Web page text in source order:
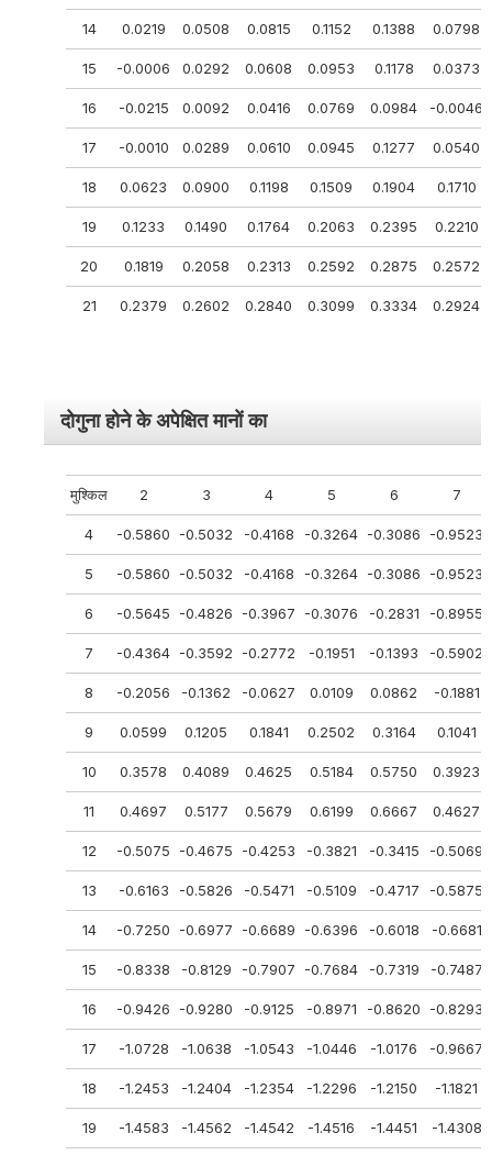
14 0.0219 0.0508 0.0815 0.1152 0.1388 0.0798
15 -0.0006 0.0292 0.0608 0.0953 0.1178 0.0373
16 -0.0215 0.0092 0.0416 0.0769 0.0984 -0.0046
17 -0.0010 0.0289 0.0610 0.0945 0.1277 0.0540
18 0.0623 0.0900 0.1198 0.1509 0.1904 0.1710
19 0.1233 0.1490 0.1764 0.2063 0.2395 0.2210
20 0.1819 0.2058 0.2313 0.2592 0.2875 0.2572
21 0.2379 0.2602 0.2840 0.3099 0.3334 0.2924
दोगुना होने के अपेक्षित मानों का
मुश्किल 2 3 4 5 6 7
4 -0.5860 -0.5032 -0.4168 -0.3264 -0.3086 -0.9523
5 -0.5860 -0.5032 -0.4168 -0.3264 -0.3086 -0.9523
6 -0.5645 -0.4826 -0.3967 -0.3076 -0.2831 -0.8955
7 -0.4364 -0.3592 -0.2772 -0.1951 -0.1393 -0.5902
8 -0.2056 -0.1362 -0.0627 0.0109 0.0862 -0.1881
9 0.0599 0.1205 0.1841 0.2502 0.3164 0.1041
10 0.3578 0.4089 0.4625 0.5184 0.5750 0.3923
11 0.4697 0.5177 0.5679 0.6199 0.6667 0.4627
12 -0.5075 -0.4675 -0.4253 -0.3821 -0.3415 -0.5069
13 -0.6163 -0.5826 -0.5471 -0.5109 -0.4717 -0.5875
14 -0.7250 -0.6977 -0.6689 -0.6396 -0.6018 -0.6681
15 -0.8338 -0.8129 -0.7907 -0.7684 -0.7319 -0.7487
16 -0.9426 -0.9280 -0.9125 -0.8971 -0.8620 -0.8293
17 -1.0728 -1.0638 -1.0543 -1.0446 -1.0176 -0.9667
18 -1.2453 -1.2404 -1.2354 -1.2296 -1.2150 -1.1821
19 -1.4583 -1.4562 -1.4542 -1.4516 -1.4451 -1.4308